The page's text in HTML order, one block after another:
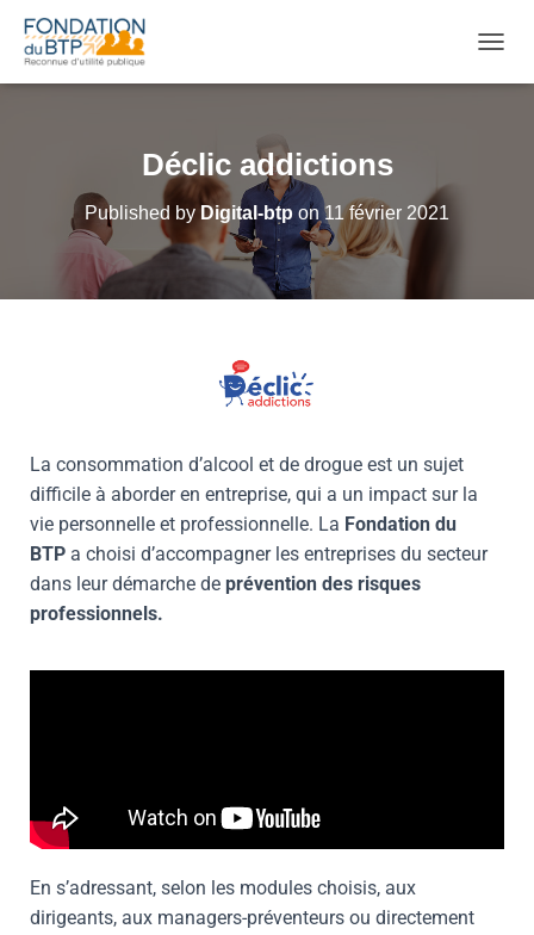
Déclic addictions
Published by Digital-btp on 11 février 2021
La consommation d’alcool et de drogue est un sujet
difficile à aborder en entreprise, qui a un impact sur la
vie personnelle et professionnelle. La Fondation du
BTP a choisi d’accompagner les entreprises du secteur
dans leur démarche de prévention des risques
professionnels.
En s’adressant, selon les modules choisis, aux
dirigeants, aux managers-préventeurs ou directement